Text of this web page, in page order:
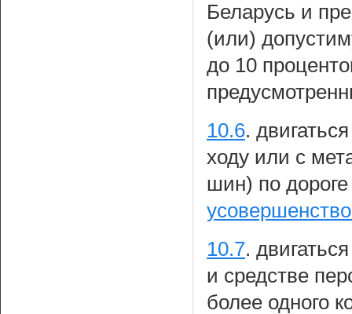
Беларусь и
(или)
до 10
10.6.
ходу или с
шин) по
10.7.
и средстве
более одного